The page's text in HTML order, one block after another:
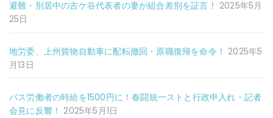
避難・別居中の吉ケ谷代表者の妻が組合差別を証言！ 2025年5月
25日
地労委、上州貨物自動車に配転撤回・原職復帰を命令！ 2025年5
月13日
バス労働者の時給を1500円に！春闘統一ストと行政申入れ・記者
会見に反響！ 2025年5月1日